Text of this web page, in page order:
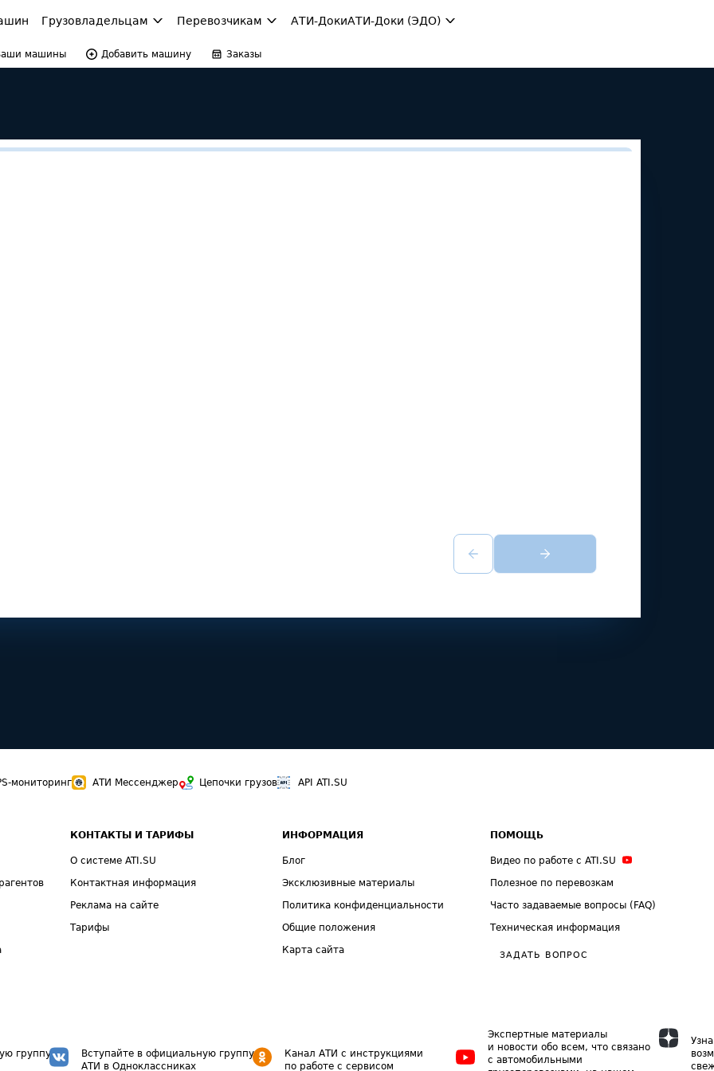
Грузовладельцам Перевозчикам АТИ-ДокиАТИ-Доки (ЭДО)
машины Добавить машину Заказы
мониторинг АТИ Мессенджер Цепочки грузов API ATI.SU
КОНТАКТЫ И ТАРИФЫ
О системе ATI.SU
Контактная информация
Реклама на сайте
Тарифы
ИНФОРМАЦИЯ
Блог
Эксклюзивные материалы
Политика конфиденциальности
Общие положения
Карта сайта
ПОМОЩЬ
Видео по работе с ATI.SU
Полезное по перевозкам
Часто задаваемые вопросы (FAQ)
Техническая информация
ЗАДАТЬ ВОПРОС
группу
Вступайте в официальную группу
АТИ в Одноклассниках
Канал АТИ с инструкциями
по работе с сервисом
Экспертные материалы
и новости обо всем, что связано
с автомобильными